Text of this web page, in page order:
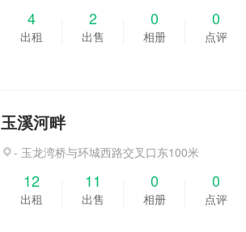
4
出租
2
出售
0
相册
0
点评
玉溪河畔
- 玉龙湾桥与环城西路交叉口东100米
12
出租
11
出售
0
相册
0
点评